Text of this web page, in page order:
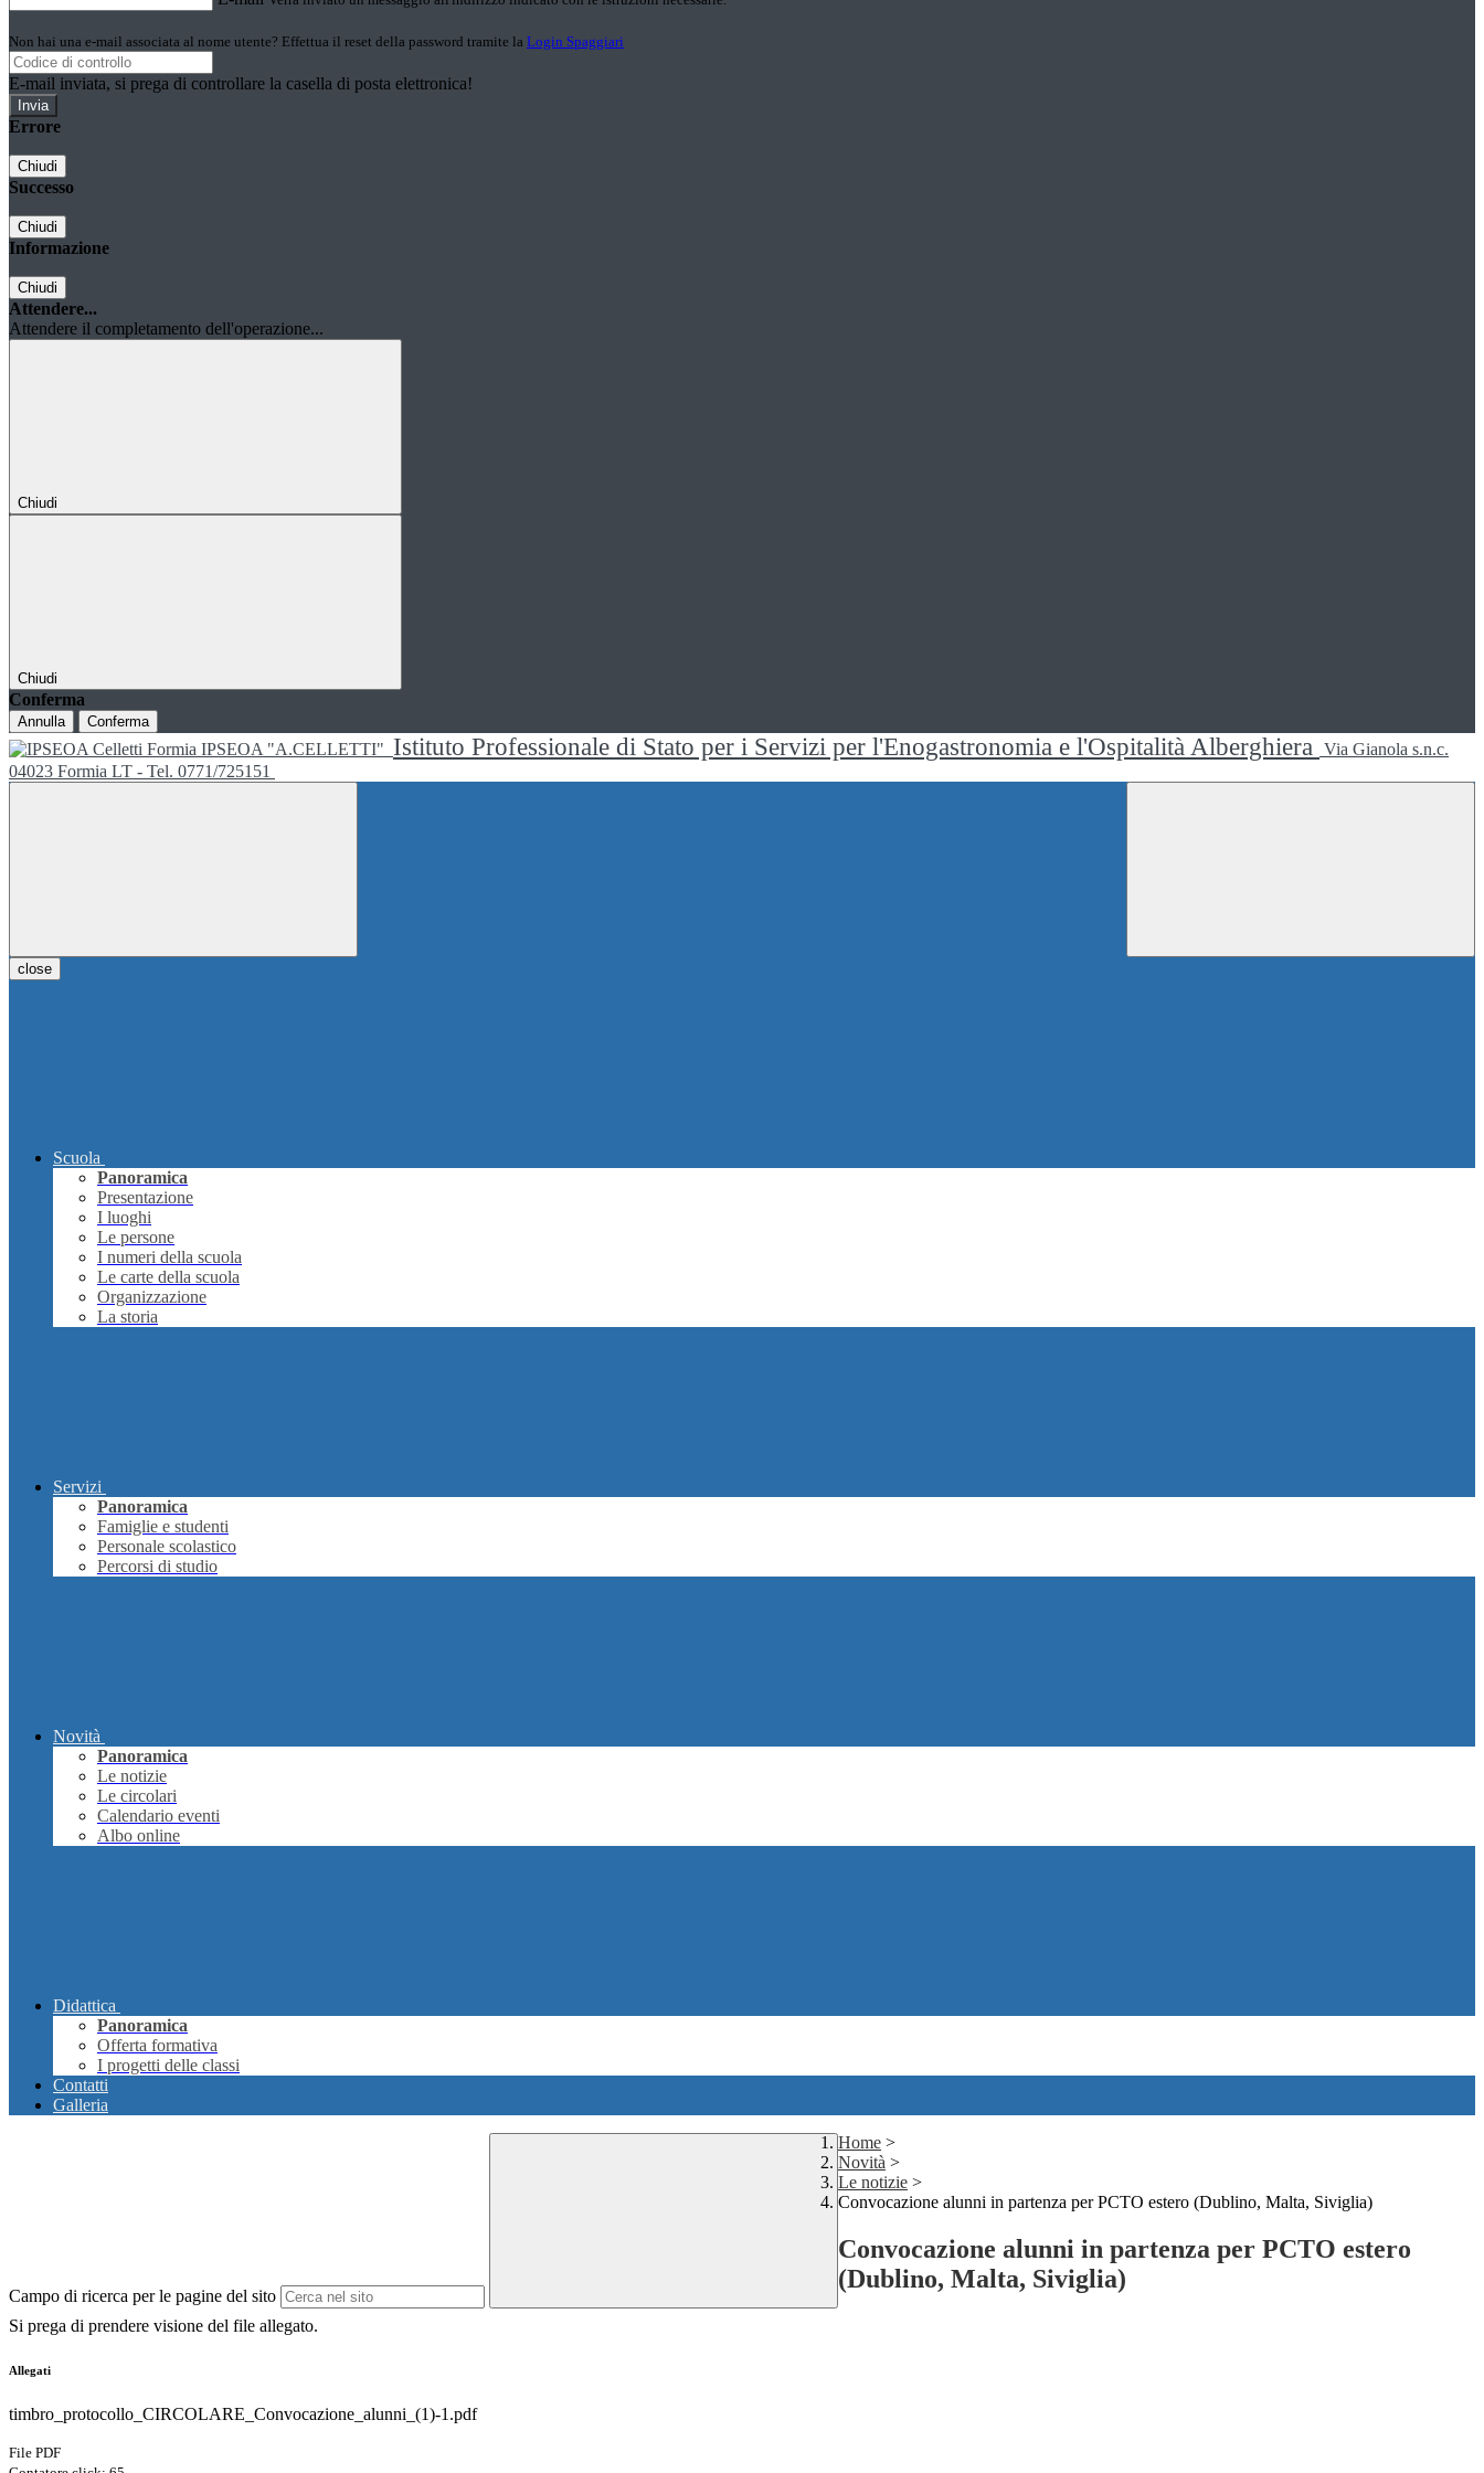
Non hai una e-mail associata al nome utente? Effettua il reset della password tramite la Login Spaggiari
E-mail inviata, si prega di controllare la casella di posta elettronica!
Errore
Chiudi
Successo
Chiudi
Informazione
Chiudi
Attendere...
Attendere il completamento dell'operazione...
Chiudi
Chiudi
Conferma
Annulla Conferma
IPSEOA "A.CELLETTI" Istituto Professionale di Stato per i Servizi per l'Enogastronomia e l'Ospitalità Alberghiera Via Gianola s.n.c.
04023 Formia LT - Tel. 0771/725151
close
Scuola
Panoramica
Presentazione
I luoghi
Le persone
I numeri della scuola
Le carte della scuola
Organizzazione
La storia
Servizi
Panoramica
Famiglie e studenti
Personale scolastico
Percorsi di studio
Novità
Panoramica
Le notizie
Le circolari
Calendario eventi
Albo online
Didattica
Panoramica
Offerta formativa
I progetti delle classi
Contatti
Galleria
Campo di ricerca per le pagine del sito
Home >
Novità >
Le notizie >
Convocazione alunni in partenza per PCTO estero (Dublino, Malta, Siviglia)
Convocazione alunni in partenza per PCTO estero
(Dublino, Malta, Siviglia)
Si prega di prendere visione del file allegato.
Allegati
timbro_protocollo_CIRCOLARE_Convocazione_alunni_(1)-1.pdf
File PDF